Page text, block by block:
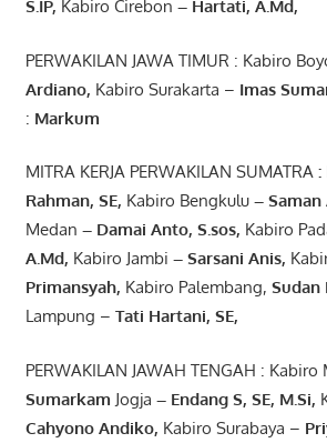
S.IP, Kabiro Cirebon – Hartati, A.Md,
PERWAKILAN JAWA TIMUR : Kabiro
Ardiano, Kabiro Surakarta – Imas
: Markum
MITRA KERJA PERWAKILAN SUMATRA :
Rahman, SE, Kabiro Bengkulu– Saman
Medan – Damai Anto, S.sos, Kabiro
A.Md, Kabiro Jambi – Sarsani Anis,
Primansyah, Kabiro Palembang, Sudan
Lampung – Tati Hartani, SE,
PERWAKILAN JAWAH TENGAH : Kabiro
Sumarkam Jogja – EndangS, SE, M.Si,
Cahyono Andiko, Kabiro Surabaya –